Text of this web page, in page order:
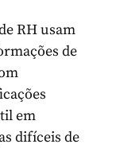
RH usam
de
em
difíceis de